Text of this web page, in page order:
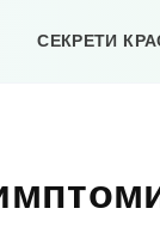
СЕКРЕТИ